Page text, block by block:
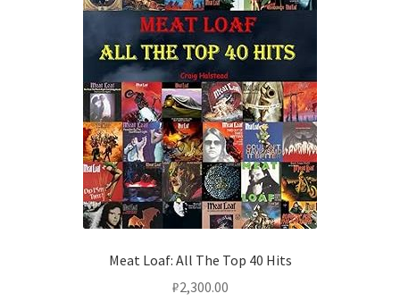
Meat Loaf: All The Top 40 Hits
₽2,300.00